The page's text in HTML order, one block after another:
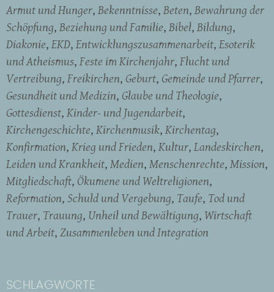
Armut und Hunger Bekenntnisse Beten Bewahrung der
Schöpfung Beziehung und Familie Bibel Bildung
Diakonie EKD Entwicklungszusammenarbeit Esoterik
und Atheismus Feste im Kirchenjahr Flucht und
Vertreibung Freikirchen Geburt Gemeinde und Pfarrer
Gesundheit und Medizin Glaube und Theologie
Gottesdienst Kinder- und Jugendarbeit
Kirchengeschichte Kirchenmusik Kirchentag
Konfirmation Krieg und Frieden Kultur Landeskirchen
Leiden und Krankheit Medien Menschenrechte Mission
Mitgliedschaft Ökumene und Weltreligionen
Reformation Schuld und Vergebung Taufe Tod und
Trauer Trauung Unheil und Bewältigung Wirtschaft
und Arbeit Zusammenleben und Integration
SCHLAGWORTE